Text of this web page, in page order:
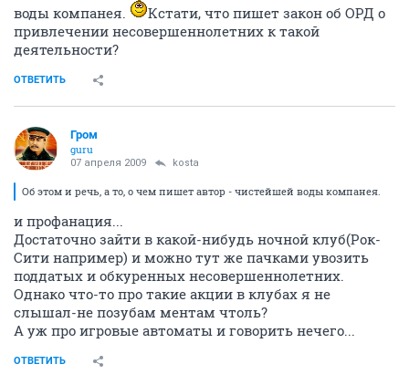
воды компанея.
Кстати, что пишет закон об ОРД о
привлечении несовершеннолетних к такой
деятельности?
ОТВЕТИТЬ
Гром
guru
07 апреля 2009 kosta
Об этом и речь, а то, о чем пишет автор - чистейшей воды компанея.
и профанация...
Достаточно зайти в какой-нибудь ночной клуб(Рок-
Сити например) и можно тут же пачками увозить
поддатых и обкуренных несовершеннолетних.
Однако что-то про такие акции в клубах я не
слышал-не позубам ментам чтоль?
А уж про игровые автоматы и говорить нечего...
ОТВЕТИТЬ